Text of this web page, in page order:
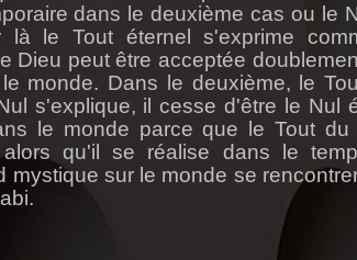
dans le deuxième cas ou le
là le Tout éternel s'exprime
Dieu peut être acceptée
monde. Dans le deuxième, le
s'explique, il cesse d'être le Nul
le monde parce que le Tout
alors qu'il se réalise dans le
mystique sur le monde se
.